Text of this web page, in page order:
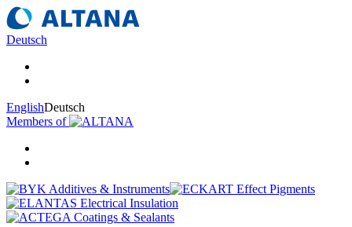
Deutsch
EnglishDeutsch
Members of